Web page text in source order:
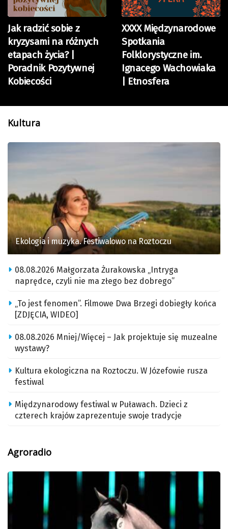
Jak radzić sobie z
kryzysami na różnych
etapach życia? |
Poradnik Pozytywnej
Kobiecości
XXXX Międzynarodowe
Spotkania
Folklorystyczne im.
Ignacego Wachowiaka
| Etnosfera
Kultura
Ekologia i muzyka. Festiwalowo na Roztoczu
08.08.2026 Małgorzata Żurakowska „Intryga
naprędce, czyli nie ma złego bez dobrego”
„To jest fenomen”. Filmowe Dwa Brzegi dobiegły końca
[ZDJĘCIA, WIDEO]
08.08.2026 Mniej/Więcej – Jak projektuje się muzealne
wystawy?
Kultura ekologiczna na Roztoczu. W Józefowie rusza
festiwal
Międzynarodowy festiwal w Puławach. Dzieci z
czterech krajów zaprezentuje swoje tradycje
Agroradio